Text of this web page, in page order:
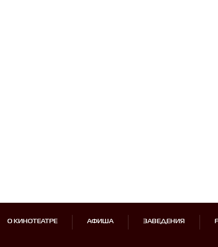
О КИНОТЕАТРЕ АФИША ЗАВЕДЕНИЯ